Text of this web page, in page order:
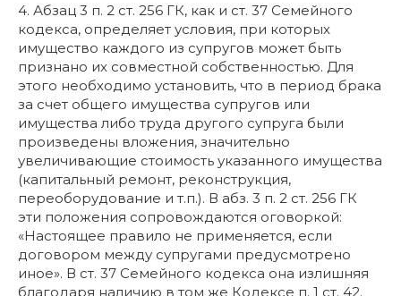
4. Абзац 3 п. 2 ст. 256 ГК, как и ст. 37 Семейного
кодекса, определяет условия, при которых
имущество каждого из супругов может быть
признано их совместной собственностью. Для
этого необходимо установить, что в период брака
за счет общего имущества супругов или
имущества либо труда другого супруга были
произведены вложения, значительно
увеличивающие стоимость указанного имущества
(капитальный ремонт, реконструкция,
переоборудование и т.п.). В абз. 3 п. 2 ст. 256 ГК
эти положения сопровождаются оговоркой:
«Настоящее правило не применяется, если
договором между супругами предусмотрено
иное». В ст. 37 Семейного кодекса она излишняя
благодаря наличию в том же Кодексе п. 1 ст. 42.